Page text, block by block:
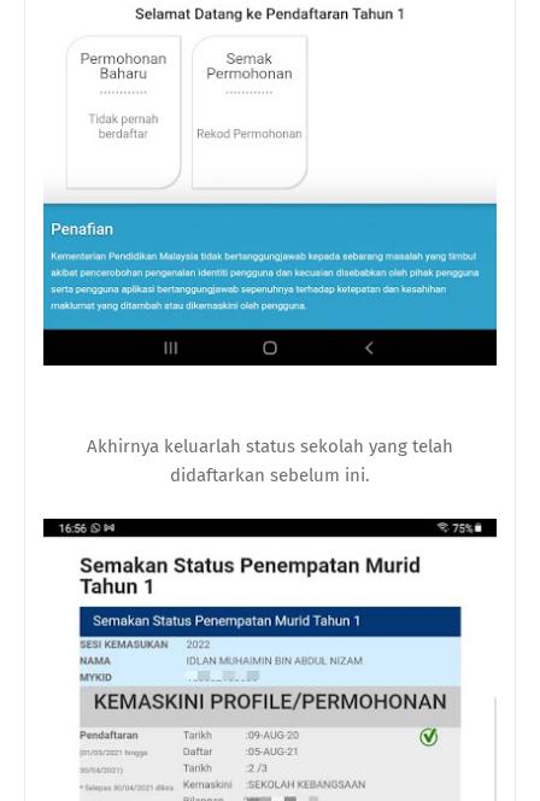
Akhirnya keluarlah status sekolah yang telah
didaftarkan sebelum ini.